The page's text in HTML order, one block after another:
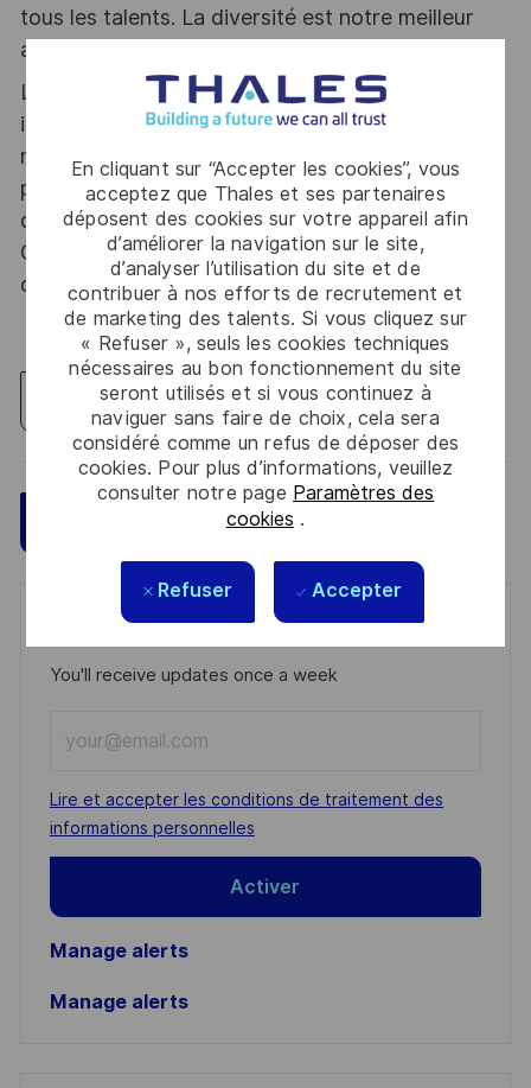
En cliquant sur “Accepter les cookies”, vous
acceptez que Thales et ses partenaires
déposent des cookies sur votre appareil afin
d’améliorer la navigation sur le site,
d’analyser l’utilisation du site et de
contribuer à nos efforts de recrutement et
de marketing des talents. Si vous cliquez sur
« Refuser », seuls les cookies techniques
nécessaires au bon fonctionnement du site
seront utilisés et si vous continuez à
naviguer sans faire de choix, cela sera
considéré comme un refus de déposer des
cookies. Pour plus d’informations, veuillez
consulter notre page Paramètres des
cookies .
Refuser Accepter
tous les talents. La diversité est notre meilleur
atout. Postulez et rejoignez nous !
Le poste pouvant nécessiter d'accéder à des
informations relevant du secret de la défense
nationale, la personne retenue fera l'objet d'une
procédure d’habilitation, conformément aux
dispositions des articles R.2311-1 et suivants du
Code de la défense et de l’IGI 1300 SGDSN/PSE
du 09 août 2021.
Explorez un site
Postulez maintenant
Get notified for similar jobs
You'll receive updates once a week
Email
address
(Required)
Required
Lire et accepter les conditions de traitement des
informations personnelles
Activer
Manage alerts
Manage alerts